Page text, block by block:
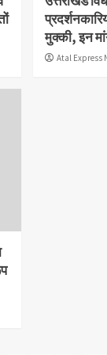
मुक्की, इन
Atal Express